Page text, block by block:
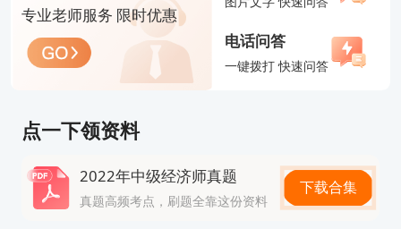
算机化考试（机考）形式。具体考查内容如下：
1.《经济基础知识》——公共必考科目
涵盖六大模块：经济学基础、财政、货币与金融、统
经济学基础占比约30%，包括供求理论、市场结构、
国民收入核算等。
财政和货币与金融各占比约20%，涉及财政政策、税
专业老师服务 限时优惠
电话问答
一键拨打 快速问答
点一下领资料
2022年中级经济师真题
真题高频考点，刷题全靠这份资料
下载合集